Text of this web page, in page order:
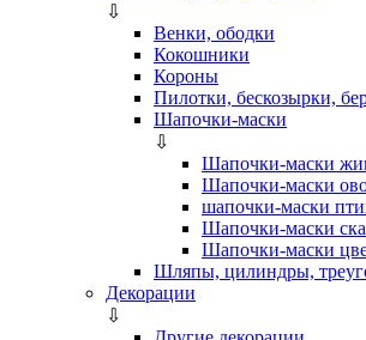
⇩
Венки, ободки
Кокошники
Короны
Пилотки, бескозырки,
Шапочки-маски
⇩
Шапочки-маски
Шапочки-маски
шапочки-маски
Шапочки-маски
Шапочки-маски
Шляпы, цилиндры,
Декорации
⇩